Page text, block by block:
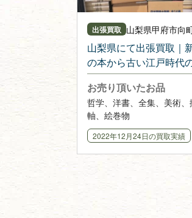
出張買取 山梨県甲府市向
山梨県にて出張買取｜
の本から古い江戸時代
物、掛け軸まで
お売り頂いたお品
哲学、洋書、全集、美術、
軸、絵巻物
2022年12月24日の買取実績